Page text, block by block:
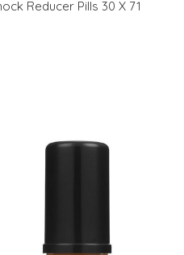
Reducer Pills 30 X 71